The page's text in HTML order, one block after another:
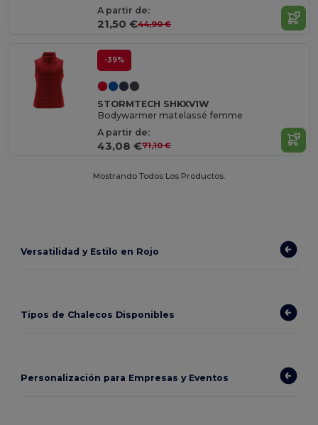
A partir de:
21,50 €44,90 €
-39%
STORMTECH SHKXV1W
Bodywarmer matelassé femme
A partir de:
43,08 €71,10 €
Mostrando Todos Los Productos.
Versatilidad y Estilo en Rojo
Tipos de Chalecos Disponibles
Personalización para Empresas y Eventos